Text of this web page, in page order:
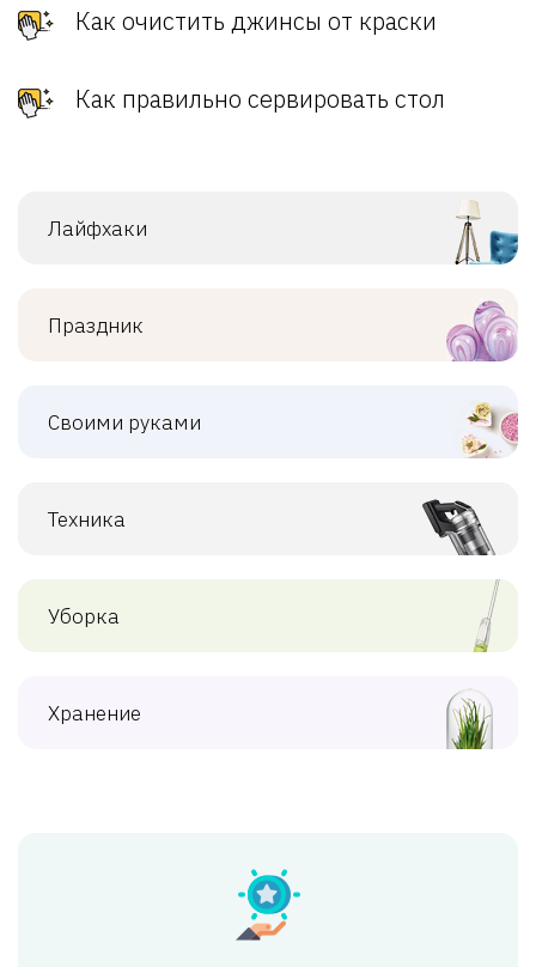
Как очистить джинсы от краски
Как правильно сервировать стол
Лайфхаки
Праздник
Своими руками
Техника
Уборка
Хранение